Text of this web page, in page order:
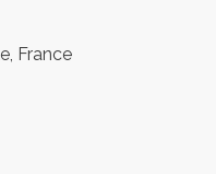
France